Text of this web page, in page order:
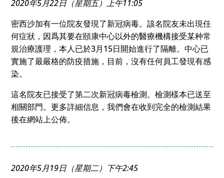
2020年5月22日（星期五）上午11:05
密西沙加有一位院友發現了新冠病毒。該名院友未出現任
何症狀，因爲其要在頤康中心以外的醫療機構接受某种常
規治療護理，本人已於3月15日開始進行了隔離。中心已
實施了最嚴格的防疫措施，目前，沒有任何員工發現有感
染。
這名院友已接受了第二次新冠病毒檢測。檢測樣本已送至
相關部門。更多詳細信息，我們會在收到完全的檢測結果
後在網站上公佈。
2020年5月19日（星期二）下午2:45